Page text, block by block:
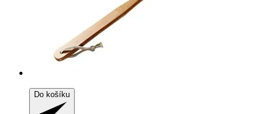
Do košíku